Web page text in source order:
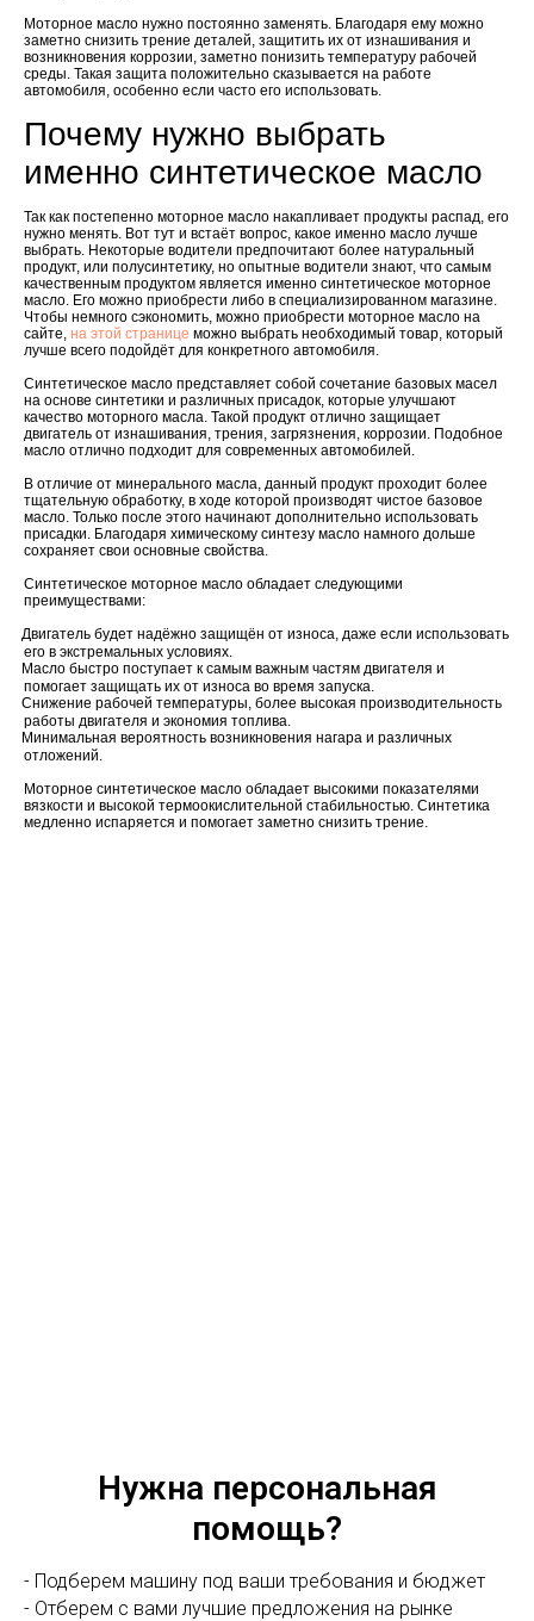
Моторное масло нужно постоянно заменять. Благодаря ему можно
заметно снизить трение деталей, защитить их от изнашивания и
возникновения коррозии, заметно понизить температуру рабочей
среды. Такая защита положительно сказывается на работе
автомобиля, особенно если часто его использовать.
Почему нужно выбрать
именно синтетическое масло
Так как постепенно моторное масло накапливает продукты распад, его
нужно менять. Вот тут и встаёт вопрос, какое именно масло лучше
выбрать. Некоторые водители предпочитают более натуральный
продукт, или полусинтетику, но опытные водители знают, что самым
качественным продуктом является именно синтетическое моторное
масло. Его можно приобрести либо в специализированном магазине.
Чтобы немного сэкономить, можно приобрести моторное масло на
сайте, на этой странице можно выбрать необходимый товар, который
лучше всего подойдёт для конкретного автомобиля.
Синтетическое масло представляет собой сочетание базовых масел
на основе синтетики и различных присадок, которые улучшают
качество моторного масла. Такой продукт отлично защищает
двигатель от изнашивания, трения, загрязнения, коррозии. Подобное
масло отлично подходит для современных автомобилей.
В отличие от минерального масла, данный продукт проходит более
тщательную обработку, в ходе которой производят чистое базовое
масло. Только после этого начинают дополнительно использовать
присадки. Благодаря химическому синтезу масло намного дольше
сохраняет свои основные свойства.
Синтетическое моторное масло обладает следующими
преимуществами:
Двигатель будет надёжно защищён от износа, даже если использовать
его в экстремальных условиях.
Масло быстро поступает к самым важным частям двигателя и
помогает защищать их от износа во время запуска.
Снижение рабочей температуры, более высокая производительность
работы двигателя и экономия топлива.
Минимальная вероятность возникновения нагара и различных
отложений.
Моторное синтетическое масло обладает высокими показателями
вязкости и высокой термоокислительной стабильностью. Синтетика
медленно испаряется и помогает заметно снизить трение.
Нужна персональная
помощь?
- Подберем машину под ваши требования и бюджет
- Отберем с вами лучшие предложения на рынке